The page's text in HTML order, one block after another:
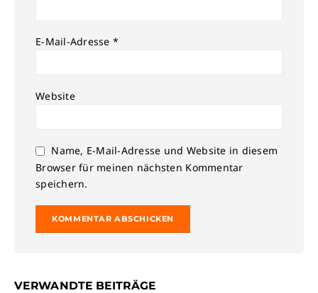
E-Mail-Adresse *
Website
Name, E-Mail-Adresse und Website in diesem
Browser für meinen nächsten Kommentar
speichern.
VERWANDTE BEITRÄGE